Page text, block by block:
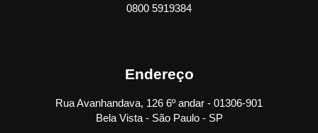
0800 5919384
Endereço
Rua Avanhandava, 126 6º andar - 01306-901
Bela Vista - São Paulo - SP